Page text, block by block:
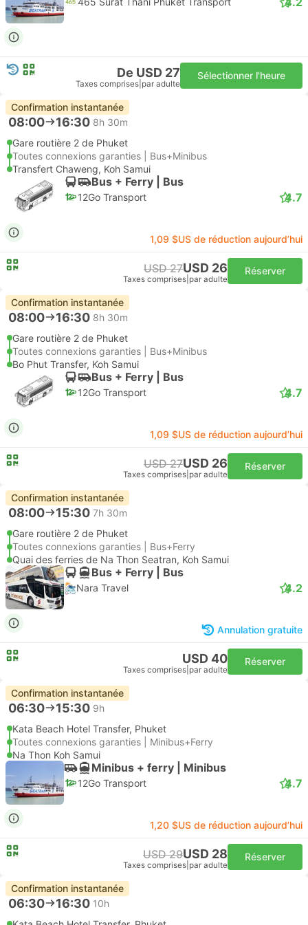
De USD 27
Taxes comprises par adulte
Sélectionner l'heure
Confirmation instantanée
08:00 16:30 8h 30m
Gare routière 2 de Phuket
Toutes connexions garanties | Bus+Minibus
Transfert Chaweng, Koh Samui
Bus + Ferry | Bus
12Go Transport 4.7
1,09 $US de réduction aujourd’hui
USD 27USD 26
Taxes comprises par adulte
Réserver
Confirmation instantanée
08:00 16:30 8h 30m
Gare routière 2 de Phuket
Toutes connexions garanties | Bus+Minibus
Bo Phut Transfer, Koh Samui
Bus + Ferry | Bus
12Go Transport 4.7
1,09 $US de réduction aujourd’hui
USD 27USD 26
Taxes comprises par adulte
Réserver
Confirmation instantanée
08:00 15:30 7h 30m
Gare routière 2 de Phuket
Toutes connexions garanties | Bus+Ferry
Quai des ferries de Na Thon Seatran, Koh Samui
Bus + Ferry | Bus
Nara Travel 4.2
Annulation gratuite
USD 40
Taxes comprises par adulte
Réserver
Confirmation instantanée
06:30 15:30 9h
Kata Beach Hotel Transfer, Phuket
Toutes connexions garanties | Minibus+Ferry
Na Thon Koh Samui
Minibus + ferry | Minibus
12Go Transport 4.7
1,20 $US de réduction aujourd’hui
USD 29USD 28
Taxes comprises par adulte
Réserver
Confirmation instantanée
06:30 16:30 10h